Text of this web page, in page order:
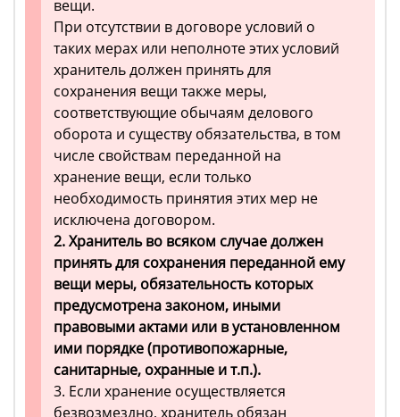
вещи.
При отсутствии в договоре условий о
таких мерах или неполноте этих условий
хранитель должен принять для
сохранения вещи также меры,
соответствующие обычаям делового
оборота и существу обязательства, в том
числе свойствам переданной на
хранение вещи, если только
необходимость принятия этих мер не
исключена договором.
2. Хранитель во всяком случае должен
принять для сохранения переданной ему
вещи меры, обязательность которых
предусмотрена законом, иными
правовыми актами или в установленном
ими порядке (противопожарные,
санитарные, охранные и т.п.).
3. Если хранение осуществляется
безвозмездно, хранитель обязан